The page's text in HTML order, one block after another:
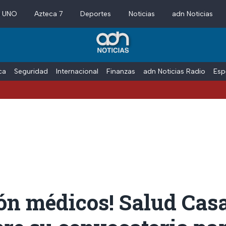
Azteca 7 Deportes Noticias adn Noticias
Seguridad Internacional Finanzas adn Noticias Radio
médicos! Salud